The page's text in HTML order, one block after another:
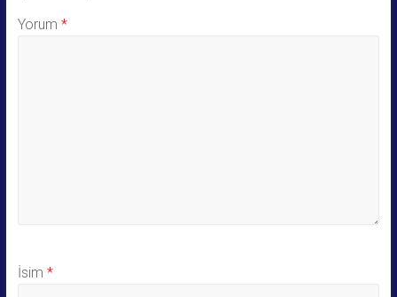
Yorum *
İsim *